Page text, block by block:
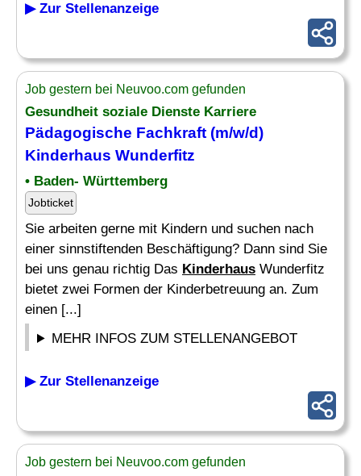
▶ Zur Stellenanzeige
Job gestern bei Neuvoo.com gefunden
Gesundheit soziale Dienste Karriere
Pädagogische Fachkraft (m/w/d)
Kinderhaus Wunderfitz
• Baden- Württemberg
Jobticket
Sie arbeiten gerne mit Kindern und suchen nach
einer sinnstiftenden Beschäftigung? Dann sind Sie
bei uns genau richtig Das Kinderhaus Wunderfitz
bietet zwei Formen der Kinderbetreuung an. Zum
einen [...]
MEHR INFOS ZUM STELLENANGEBOT
▶ Zur Stellenanzeige
Job gestern bei Neuvoo.com gefunden